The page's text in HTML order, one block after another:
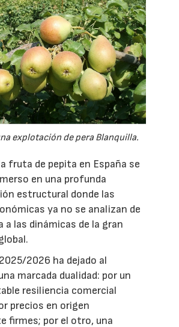
explotación de pera Blanquilla.
fruta de pepita en España se
en una profunda
estructural donde las
ya no se analizan de
a las dinámicas de la gran
2026 ha dejado al
marcada dualidad: por un
resiliencia comercial
precios en origen
firmes; por el otro, una